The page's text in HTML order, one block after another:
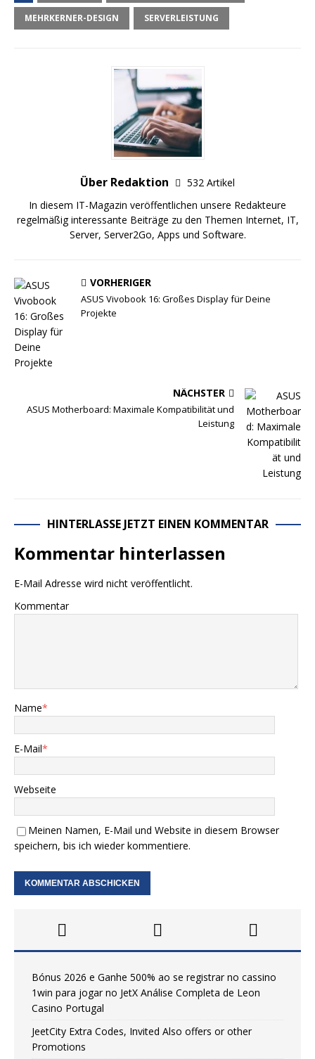
MEHRKERNER-DESIGN SERVERLEISTUNG
Über Redaktion
532 Artikel
In diesem IT-Magazin veröffentlichen unsere Redakteure
regelmäßig interessante Beiträge zu den Themen Internet, IT,
Server, Server2Go, Apps und Software.
VORHERIGER
ASUS Vivobook 16: Großes Display für Deine
Projekte
NÄCHSTER
ASUS Motherboard: Maximale Kompatibilität und
Leistung
HINTERLASSE JETZT EINEN KOMMENTAR
Kommentar hinterlassen
E-Mail Adresse wird nicht veröffentlicht.
Kommentar
Name*
E-Mail*
Webseite
Meinen Namen, E-Mail und Website in diesem Browser
speichern, bis ich wieder kommentiere.
Bónus 2026 e Ganhe 500% ao se registrar no cassino
1win para jogar no JetX Análise Completa de Leon
Casino Portugal
JeetCity Extra Codes, Invited Also offers or other
Promotions